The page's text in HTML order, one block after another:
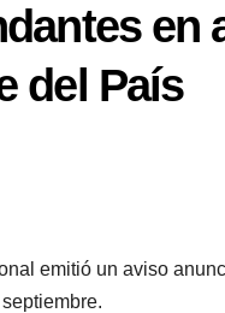
en
del País
emitió un aviso